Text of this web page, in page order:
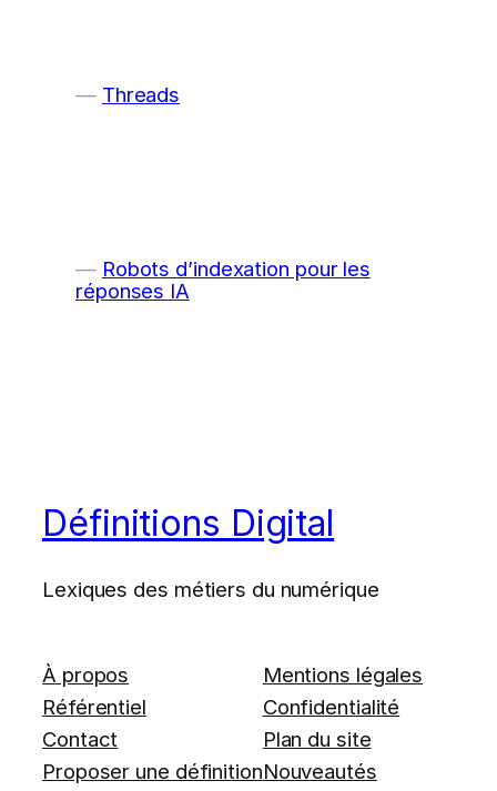
Threads
Robots d’indexation pour les
réponses IA
Définitions Digital
Lexiques des métiers du numérique
À propos
Référentiel
Contact
Proposer une définition
Mentions légales
Confidentialité
Plan du site
Nouveautés